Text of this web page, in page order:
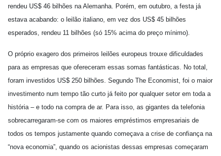
rendeu US$ 46 bilhões na Alemanha. Porém, em outubro, a festa já
estava acabando: o leilão italiano, em vez dos US$ 45 bilhões
esperados, rendeu 11 bilhões (só 15% acima do preço mínimo).
O próprio exagero dos primeiros leilões europeus trouxe dificuldades
para as empresas que ofereceram essas somas fantásticas. No total,
foram investidos US$ 250 bilhões. Segundo The Economist, foi o maior
investimento num tempo tão curto já feito por qualquer setor em toda a
história – e todo na compra de ar. Para isso, as gigantes da telefonia
sobrecarregaram-se com os maiores empréstimos empresariais de
todos os tempos justamente quando começava a crise de confiança na
“nova economia”, quando os acionistas dessas empresas começaram